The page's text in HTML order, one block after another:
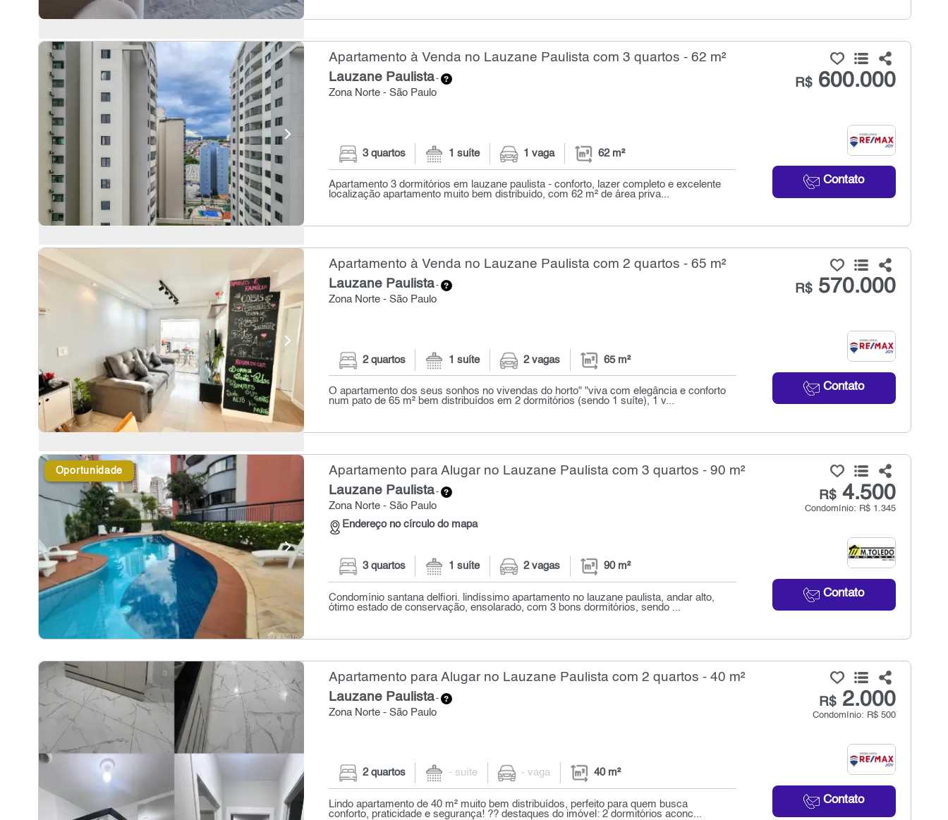
Apartamento à Venda no Lauzane Paulista com 3 quartos - 62 m²
Lauzane Paulista-
Zona Norte - São Paulo
R$600.000
Contato
3 quartos 1 suíte 1 vaga 62 m²
Apartamento 3 dormitórios em lauzane paulista - conforto, lazer completo e excelente
localização apartamento muito bem distribuído, com 62 m² de área priva...
Apartamento à Venda no Lauzane Paulista com 2 quartos - 65 m²
Lauzane Paulista-
Zona Norte - São Paulo
R$570.000
Contato
2 quartos 1 suíte 2 vagas 65 m²
O apartamento dos seus sonhos no vivendas do horto" "viva com elegância e conforto
num pato de 65 m² bem distribuídos em 2 dormitórios (sendo 1 suíte), 1 v...
Oportunidade Apartamento para Alugar no Lauzane Paulista com 3 quartos - 90 m²
Lauzane Paulista-
Zona Norte - São Paulo
Endereço no círculo do mapa
R$4.500
Condomínio: R$ 1.345
Contato
3 quartos 1 suíte 2 vagas 90 m²
Condomínio santana delfiori. lindíssimo apartamento no lauzane paulista, andar alto,
ótimo estado de conservação, ensolarado, com 3 bons dormitórios, sendo ...
Apartamento para Alugar no Lauzane Paulista com 2 quartos - 40 m²
Lauzane Paulista-
Zona Norte - São Paulo
R$2.000
Condomínio: R$ 500
Contato
2 quartos - suíte - vaga 40 m²
Lindo apartamento de 40 m² muito bem distribuídos, perfeito para quem busca
conforto, praticidade e segurança! ?? destaques do imóvel: 2 dormitórios aconc...